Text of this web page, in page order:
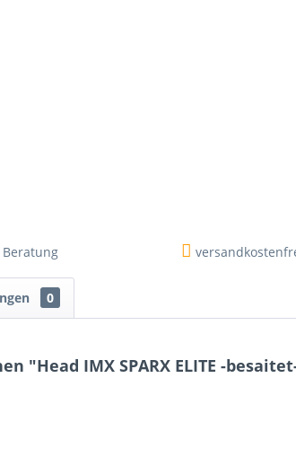
0
"Head IMX SPARX ELITE -